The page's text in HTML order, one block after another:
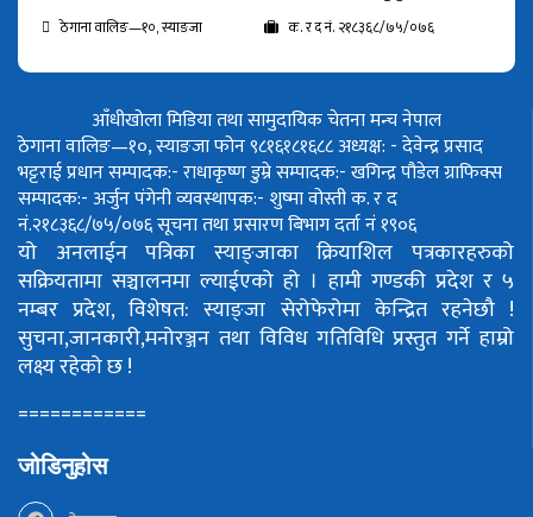
ठेगाना वालिङ—१०, स्याङजा
क. र द नं. २१८३६८/७५/०७६
आँधीखोला मिडिया तथा सामुदायिक चेतना मन्च नेपाल
ठेगाना वालिङ—१०, स्याङजा फोन ९८१६१८१६८८अध्यक्ष: - देवेन्द्र प्रसाद
भट्टराईप्रधान सम्पादक:- राधाकृष्ण डुम्रेसम्पादक:- खगिन्द्र पौडेलग्राफिक्स
सम्पादक:- अर्जुन पंगेनीव्यवस्थापक:- शुष्मा वोस्तीक. र द
नं.२१८३६८/७५/०७६सूचना तथा प्रसारण बिभाग दर्ता नं १९०६
यो अनलाईन पत्रिका स्याङ्जाका क्रियाशिल पत्रकारहरुको
सक्रियतामा सञ्चालनमा ल्याईएको हो । हामी गण्डकी प्रदेश र ५
नम्बर प्रदेश, विशेषत: स्याङ्जा सेरोफेरोमा केन्द्रित रहनेछौ !
सुचना,जानकारी,मनोरञ्जन तथा विविध गतिविधि प्रस्तुत गर्ने हाम्रो
लक्ष्य रहेको छ !
============
जोडिनुहोस